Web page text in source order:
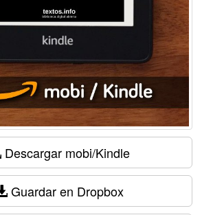
Descargar mobi/Kindle
Guardar en Dropbox